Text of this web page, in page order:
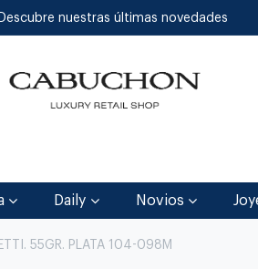
Descubre nuestras últimas novedades
Daily Novios
55GR. PLATA 104-098M